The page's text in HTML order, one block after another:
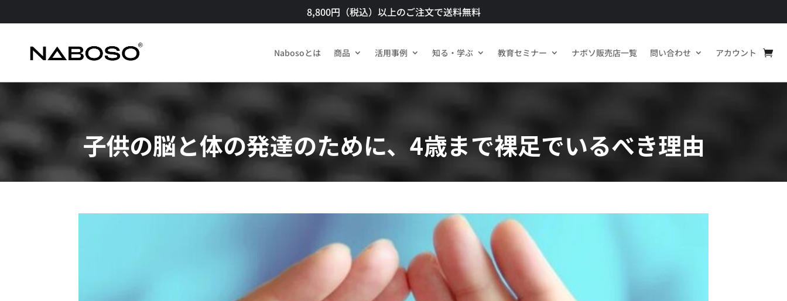
8,800円（税込）以上のご注文で送料無料​
Nabosoとは 商品​ 活用事例 知る・学ぶ 教育セミナー ナボソ販売店一覧 問い合わせ アカウント
子供の脳と体の発達のために、4歳まで裸足でいるべき理由